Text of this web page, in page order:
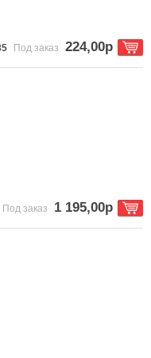
Под заказ 224,00р
Под заказ 1 195,00р